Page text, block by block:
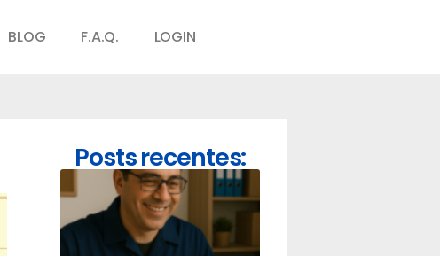
BLOG F.A.Q. LOGIN
Posts recentes: